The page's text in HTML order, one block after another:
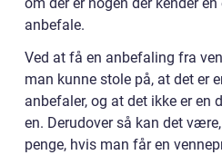
anbefale.
Ved at få en anbefaling fra
man kunne stole på, at det er
anbefaler, og at det ikke er en
en. Derudover så kan det
penge, hvis man får en